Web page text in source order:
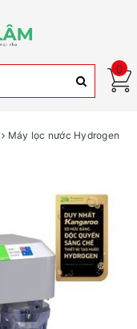
0
Máy lọc nước Hydrogen